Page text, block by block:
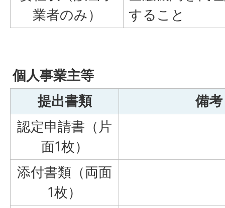
業者のみ）
すること
個人事業主等
提出書類
備
認定申請書（片
面1枚）
添付書類（両面
1枚）